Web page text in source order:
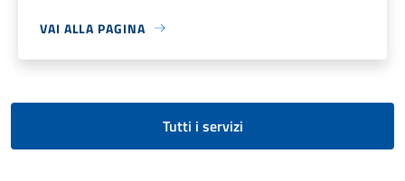
VAI ALLA PAGINA
Tutti i servizi